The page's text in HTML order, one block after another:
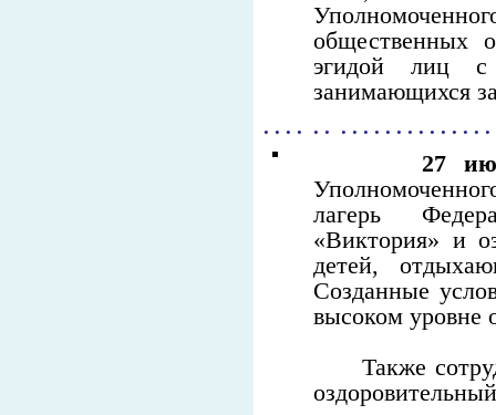
общественных
эгидой лиц с
занимающихся
. . . . . . . . . . . . . . . . . . . .
27
лагерь
«Виктория» и
детей,
Созданные
высоком уровне
Также